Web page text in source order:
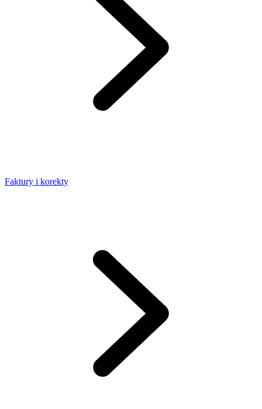
Faktury i korekty